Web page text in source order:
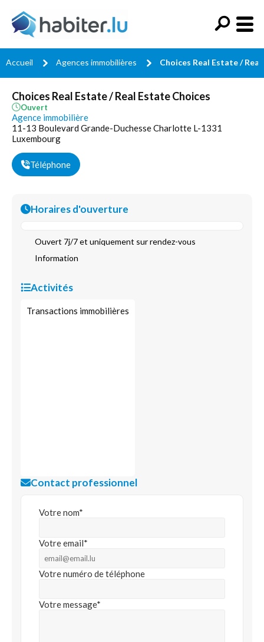
Accueil Agences immobilières Choices Real Estate /
Choices Real Estate / Real Estate Choices
Ouvert
Agence immobilière
11-13 Boulevard Grande-Duchesse Charlotte L-1331
Luxembourg
Téléphone
Horaires d'ouverture
Ouvert 7j/7 et uniquement sur rendez-vous
Information
Activités
Transactions immobilières
Contact professionnel
Votre nom*
Votre email*
Votre numéro de téléphone
Votre message*